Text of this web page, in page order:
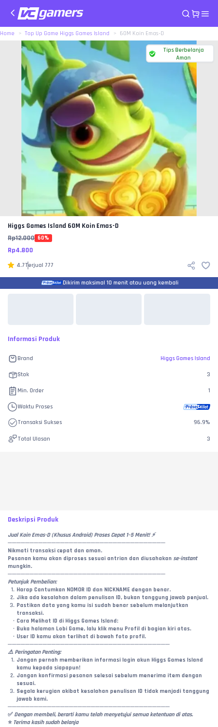
Home Top Up Game Higgs Games Island 60M Koin Emas-D
Tips Berbelanja
Aman
Higgs Games Island 60M Koin Emas-D
Rp12.000 60%
Rp4.800
4.7Terjual 777
Dikirim maksimal 10 menit atau uang kembali
Informasi Produk
Brand Higgs Games Island
Stok 3
Min. Order 1
Waktu Proses
Transaksi Sukses 96.9%
Total Ulasan 3
Deskripsi Produk
Jual Koin Emas-D (Khusus Android) Proses Cepat 1–5 Menit! ⚡
────────────────────────────────────
Nikmati transaksi cepat dan aman.
Pesanan kamu akan diproses sesuai antrian dan diusahakan se-instant
mungkin.
────────────────────────────────────
Petunjuk Pembelian:
Harap Cantumkan NOMOR ID dan NICKNAME dengan benar.
Jika ada kesalahan dalam penulisan ID, bukan tanggung jawab penjual.
Pastikan data yang kamu isi sudah benar sebelum melanjutkan
transaksi.
Cara Melihat ID di Higgs Games Island:
Buka halaman Lobi Game, lalu klik menu Profil di bagian kiri atas.
User ID kamu akan terlihat di bawah foto profil.
─────────────────────────────────────
⚠️ Peringatan Penting:
Jangan pernah memberikan informasi login akun Higgs Games Island
kamu kepada siapapun!
Jangan konfirmasi pesanan selesai sebelum menerima item dengan
sesuai.
Segala kerugian akibat kesalahan penulisan ID tidak menjadi tanggung
jawab kami.
─────────────────────────────────────
✅ Dengan membeli, berarti kamu telah menyetujui semua ketentuan di atas.
⭐ Terima kasih sudah belanja